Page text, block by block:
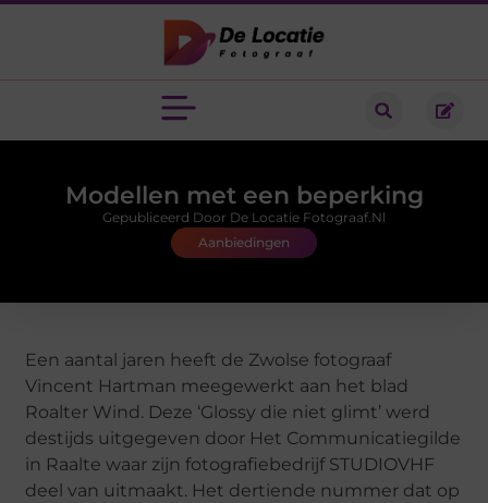
Modellen met een beperking
Aanbiedingen
Gepubliceerd Door De Locatie Fotograaf.nl
Een aantal jaren heeft de Zwolse fotograaf
Vincent Hartman meegewerkt aan het blad
Roalter Wind. Deze ‘Glossy die niet glimt’ werd
destijds uitgegeven door Het Communicatiegilde
in Raalte waar zijn fotografiebedrijf STUDIOVHF
deel van uitmaakt. Het dertiende nummer dat op